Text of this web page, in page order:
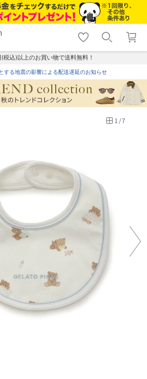
shopping_cart lock_outline
ログイン
税込)以上のお買い物で送料無料！
する地震の影響による配送遅延のお知らせ
1 /7